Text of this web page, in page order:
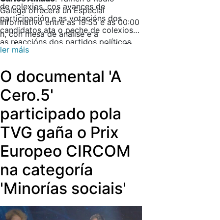
Galega ofrecerá un Especial
Informativo entre as 19:55 e as 00:00
h, con mesa de análise e a
moderación dos xornalistasLuís Ojea
de colexios, cos avances de
participación e as votacións dos
candidatos ata o peche de colexios e
as reaccións dos partidos políticos.
ler máis
O documental 'A
Cero.5'
participado pola
TVG gaña o Prix
Europeo CIRCOM
na categoría
'Minorías sociais'